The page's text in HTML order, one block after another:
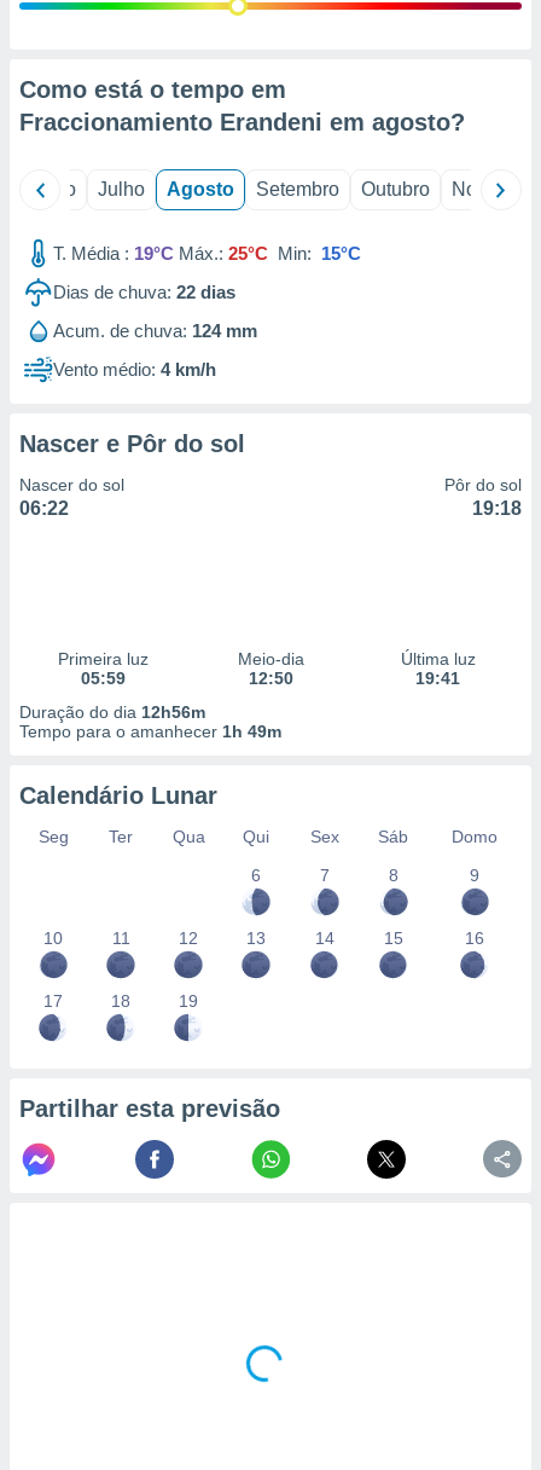
estudos
1199
Como está o tempo em
Fraccionamiento Erandeni em agosto?
Junho Julho Agosto Setembro Outubro Novembro
T. Média : 19°C Máx.: 25°C Min: 15°C
Dias de chuva: 22 dias
Acum. de chuva: 124 mm
Vento médio: 4 km/h
Nascer e Pôr do sol
Nascer do sol
06:22
Pôr do sol
19:18
Primeira luz
05:59
Meio-dia
12:50
Última luz
19:41
Duração do dia 12h56m
Tempo para o amanhecer 1h 49m
Calendário Lunar
Seg Ter Qua Qui Sex Sáb
Domo
6
7 8 9
10 11 12 13 14 15 16
17 18 19
Partilhar esta previsão